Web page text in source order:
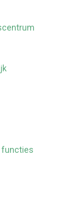
functies